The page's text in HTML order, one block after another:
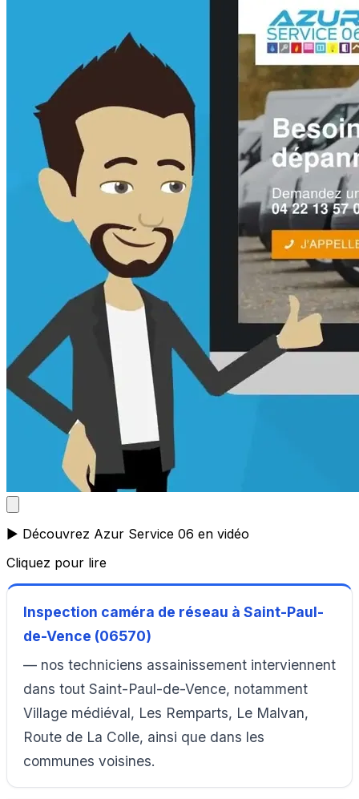
▶️ Découvrez Azur Service 06 en vidéo
Cliquez pour lire
Inspection caméra de réseau à Saint-Paul-
de-Vence (06570)
— nos techniciens assainissement interviennent
dans tout Saint-Paul-de-Vence, notamment
Village médiéval, Les Remparts, Le Malvan,
Route de La Colle, ainsi que dans les
communes voisines.